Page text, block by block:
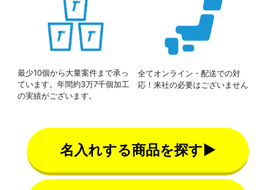
最少10個から大量案件まで承っ
ています。年間約3万7千個加工
の実績がございます。
全てオンライン・配送での対
応！来社の必要はございません
名入れする商品を探す▶